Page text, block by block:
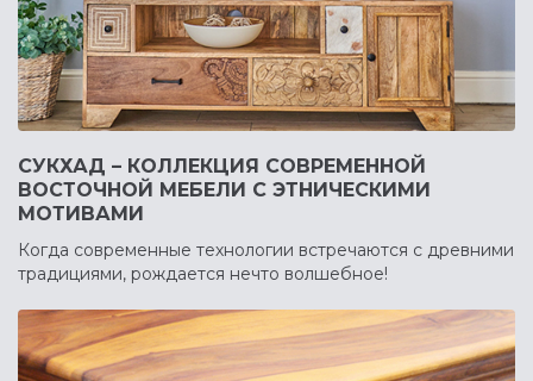
СУКХАД – КОЛЛЕКЦИЯ СОВРЕМЕННОЙ
ВОСТОЧНОЙ МЕБЕЛИ С ЭТНИЧЕСКИМИ
МОТИВАМИ
Когда современные технологии встречаются с древними
традициями, рождается нечто волшебное!